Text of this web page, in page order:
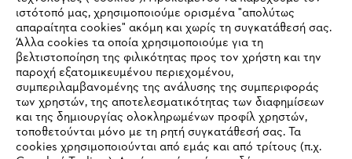
#STIHL
Εταιρεία
ιστότοπό μας, χρησιμοποιούμε ορισμένα "απολύτως
απαραίτητα cookies" ακόμη και χωρίς τη συγκατάθεσή σας.
Άλλα cookies τα οποία χρησιμοποιούμε για τη
βελτιστοποίηση της φιλικότητας προς τον χρήστη και την
παροχή εξατομικευμένου περιεχομένου,
συμπεριλαμβανομένης της ανάλυσης της συμπεριφοράς
των χρηστών, της αποτελεσματικότητας των διαφημίσεων
και της δημιουργίας ολοκληρωμένων προφίλ χρηστών,
τοποθετούνται μόνο με τη ρητή συγκατάθεσή σας. Τα
cookies χρησιμοποιούνται από εμάς και από τρίτους (π.χ.